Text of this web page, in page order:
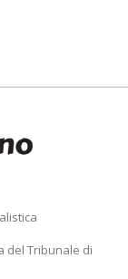
del Tribunale di